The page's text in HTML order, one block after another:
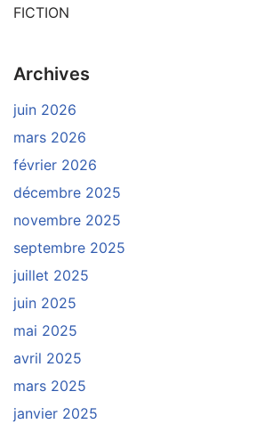
FICTION
Archives
juin 2026
mars 2026
février 2026
décembre 2025
novembre 2025
septembre 2025
juillet 2025
juin 2025
mai 2025
avril 2025
mars 2025
janvier 2025